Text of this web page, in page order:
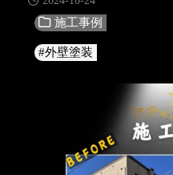
施工事例
#外壁塗装